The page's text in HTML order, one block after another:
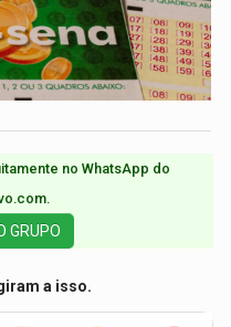
no WhatsApp do
GRUPO
a isso.